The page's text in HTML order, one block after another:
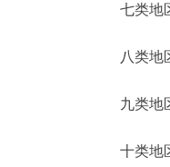
七类地区
八类地区
九类地区
十类地区